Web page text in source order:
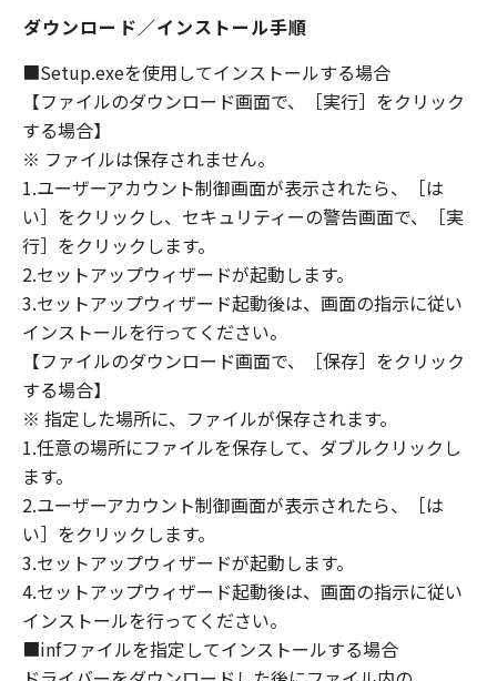
AFFILIATES, THEIR DISTRIBUTORS, DEALERS
OR CANON'S LICENSORS HAVE BEEN ADVISED
OF THE POSSIBILITY OF SUCH DAMAGES.
SOME STATES OR LEGAL JURISDICTIONS DO
NOT ALLOW THE LIMITATION OR EXCLUSION
OF LIABILITY FOR INCIDENTAL OR
CONSEQUENTIAL DAMAGES, OR PERSONAL
INJURY OR DEATH RESULTING FROM
NEGLIGENCE ON THE PART OF THE SELLER,
SO THE ABOVE LIMITATION OR EXCLUSION
MAY NOT APPLY TO YOU.
[RELEASE OF LIABILITY] TO THE FULL
EXTENT PERMITTED BY APPLICABLE LAW,
YOU HEREBY RELEASE CANON, CANON'S
SUBSIDIARIES AND AFFILIATES, THEIR
DISTRIBUTORS, DEALERS AND CANON'S
LICENSORS FROM ANY AND ALL LIABILITY
CONCERNING THE SOFTWARE OR ITS USE.
8. TERM
This Agreement is effective upon your
acceptance hereof by clicking the button
indicating your acceptance as stated below or
installing the SOFTWARE and remains in
effect until terminated. You may terminate
ダウンロード／インストール手順
■Setup.exeを使用してインストールする場合
【ファイルのダウンロード画面で、［実行］をクリック
する場合】
※ ファイルは保存されません。
1.ユーザーアカウント制御画面が表示されたら、［は
い］をクリックし、セキュリティーの警告画面で、［実
行］をクリックします。
2.セットアップウィザードが起動します。
3.セットアップウィザード起動後は、画面の指示に従い
インストールを行ってください。
【ファイルのダウンロード画面で、［保存］をクリック
する場合】
※ 指定した場所に、ファイルが保存されます。
1.任意の場所にファイルを保存して、ダブルクリックし
ます。
2.ユーザーアカウント制御画面が表示されたら、［は
い］をクリックします。
3.セットアップウィザードが起動します。
4.セットアップウィザード起動後は、画面の指示に従い
インストールを行ってください。
■infファイルを指定してインストールする場合